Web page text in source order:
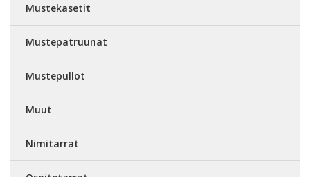
Mustekasetit
Mustepatruunat
Mustepullot
Muut
Nimitarrat